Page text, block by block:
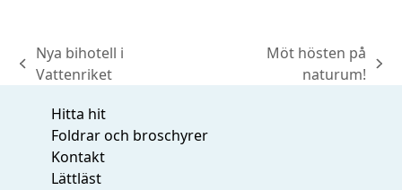
previous
Nya bihotell i
Vattenriket
Möt hösten på
naturum!
Hitta hit
Foldrar och broschyrer
Kontakt
Lättläst